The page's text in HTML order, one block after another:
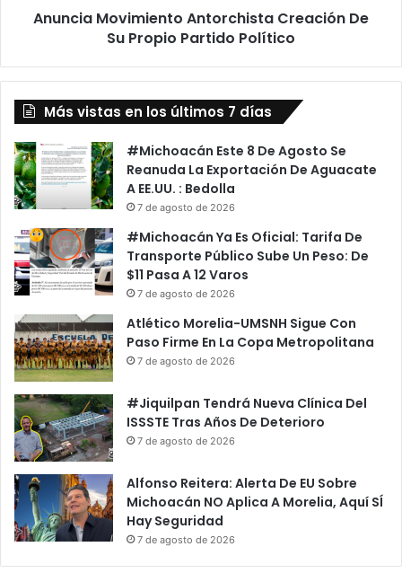
i
i
t
a
r
i
Y
N
e
c
e
s
a
r
i
o
:
S
l
v
a
n
o
o
A
n
t
r
c
h
i
s
t
a
C
r
e
a
c
ó
n
D
e
S
Anuncia Movimiento Antorchista Creación De
Su Propio Partido Político
Más vistas en los últimos 7 días
#Michoacán Este 8 De Agosto Se
Reanuda La Exportación De Aguacate
A EE.UU. : Bedolla
7 de agosto de 2026
#Michoacán Ya Es Oficial: Tarifa De
Transporte Público Sube Un Peso: De
$11 Pasa A 12 Varos
7 de agosto de 2026
Atlético Morelia-UMSNH Sigue Con
Paso Firme En La Copa Metropolitana
7 de agosto de 2026
#Jiquilpan Tendrá Nueva Clínica Del
ISSSTE Tras Años De Deterioro
7 de agosto de 2026
Alfonso Reitera: Alerta De EU Sobre
Michoacán NO Aplica A Morelia, Aquí SÍ
Hay Seguridad
7 de agosto de 2026